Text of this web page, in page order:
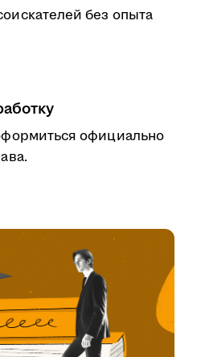
без опыта
официально